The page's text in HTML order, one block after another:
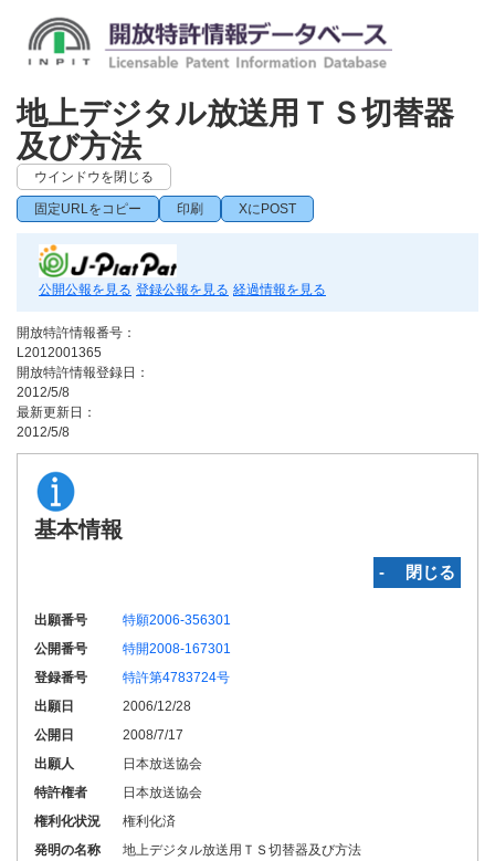
地上デジタル放送用ＴＳ切替器
及び方法
ウインドウを閉じる
固定URLをコピー 印刷 XにPOST
公開公報を見る 登録公報を見る 経過情報を見る
開放特許情報番号：
L2012001365
開放特許情報登録日：
2012/5/8
最新更新日：
2012/5/8
基本情報
‐ 閉じる
出願番号
特願2006-356301
公開番号
特開2008-167301
登録番号
特許第4783724号
出願日
2006/12/28
公開日
2008/7/17
出願人
日本放送協会
特許権者
日本放送協会
権利化状況
権利化済
発明の名称
地上デジタル放送用ＴＳ切替器及び方法